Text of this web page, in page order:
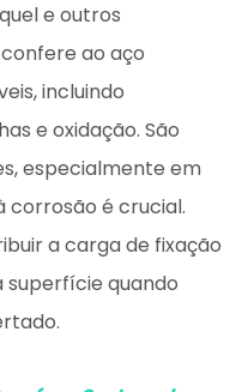
e outros
ao aço
incluindo
e oxidação. São
especialmente em
corrosão é crucial.
a carga de fixação
quando